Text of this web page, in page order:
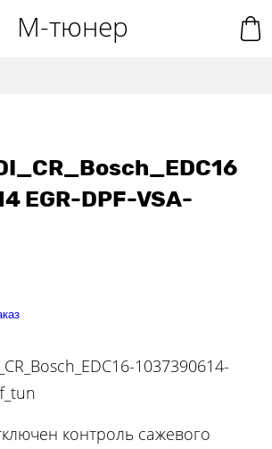
М-тюнер
EGR-DPF-VSA-
1037390614-
контроль сажевого